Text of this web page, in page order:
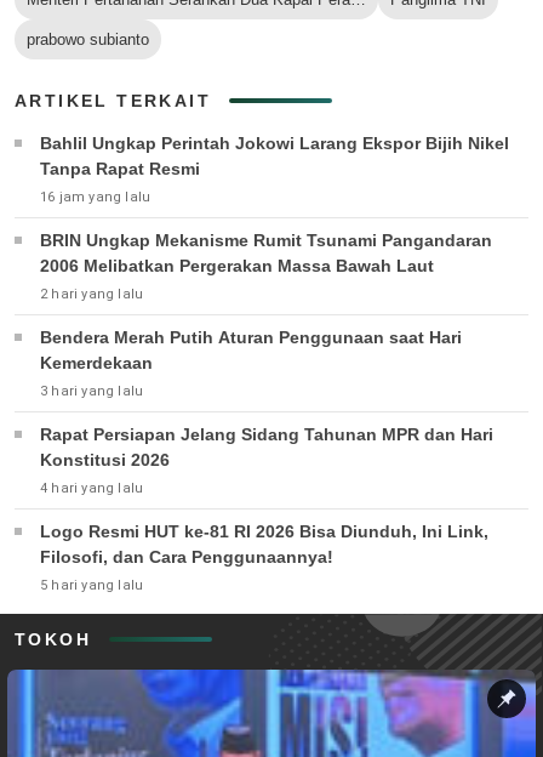
prabowo subianto
ARTIKEL TERKAIT
Bahlil Ungkap Perintah Jokowi Larang Ekspor Bijih Nikel
Tanpa Rapat Resmi
16 jam yang lalu
BRIN Ungkap Mekanisme Rumit Tsunami Pangandaran
2006 Melibatkan Pergerakan Massa Bawah Laut
2 hari yang lalu
Bendera Merah Putih Aturan Penggunaan saat Hari
Kemerdekaan
3 hari yang lalu
Rapat Persiapan Jelang Sidang Tahunan MPR dan Hari
Konstitusi 2026
4 hari yang lalu
Logo Resmi HUT ke-81 RI 2026 Bisa Diunduh, Ini Link,
Filosofi, dan Cara Penggunaannya!
5 hari yang lalu
TOKOH